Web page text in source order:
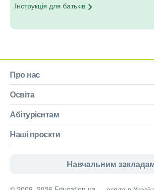
Інструкція для батьків
Про нас
Освіта
Абітурієнтам
Наші проєкти
Навчальним